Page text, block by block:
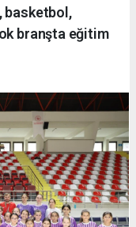
basketbol,
branşta eğitim